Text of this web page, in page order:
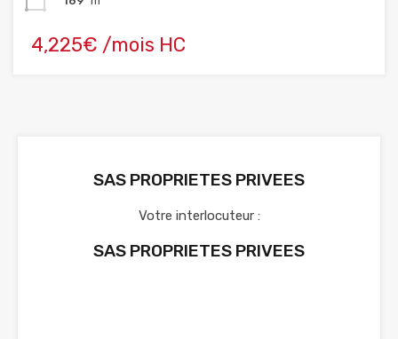
4,225€ /mois HC
SAS PROPRIETES PRIVEES
Votre interlocuteur :
SAS PROPRIETES PRIVEES